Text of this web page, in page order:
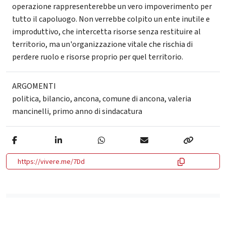
operazione rappresenterebbe un vero impoverimento per
tutto il capoluogo. Non verrebbe colpito un ente inutile e
improduttivo, che intercetta risorse senza restituire al
territorio, ma un'organizzazione vitale che rischia di
perdere ruolo e risorse proprio per quel territorio.
ARGOMENTI
politica, bilancio,ancona,comune di ancona,valeria
mancinelli, primo anno di sindacatura
https://vivere.me/7Dd